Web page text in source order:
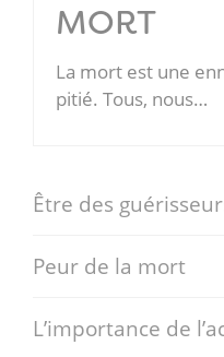
MORT
La mort est une
pitié. Tous, nous…
Être des
Peur de la mort
L’importance de